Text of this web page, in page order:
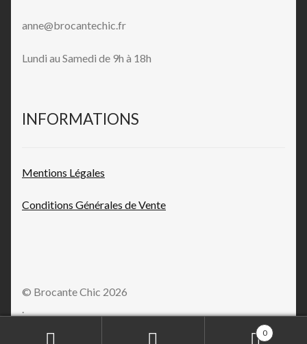
anne@brocantechic.fr
Lundi au Samedi de 9h à 18h
INFORMATIONS
Mentions L égales
Conditions Générales deVente
© Brocante Chic 2026
0